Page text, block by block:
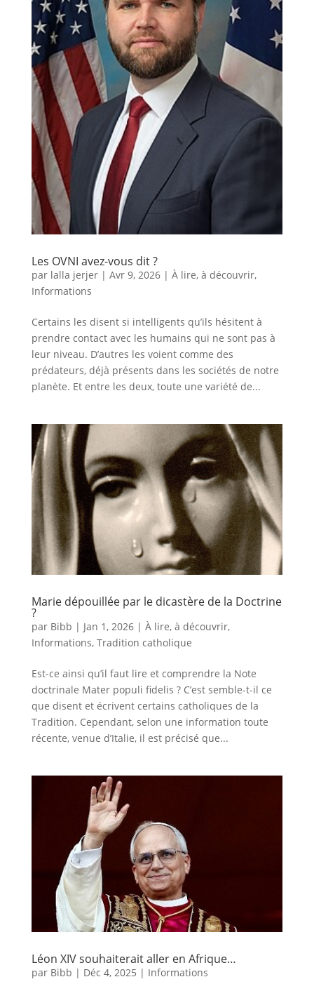
Les OVNI avez-vous dit ?
par lalla jerjer| Avr 9, 2026| À lire, à découvrir,
Informations
Certains les disent si intelligents qu’ils hésitent à
prendre contact avec les humains qui ne sont pas à
leur niveau. D’autres les voient comme des
prédateurs, déjà présents dans les sociétés de notre
planète. Et entre les deux, toute une variété de...
Marie dépouillée par le dicastère de la Doctrine
?
par Bibb | Jan 1, 2026| À lire, à découvrir,
Informations, Tradition catholique
Est-ce ainsi qu’il faut lire et comprendre la Note
doctrinale Mater populi fidelis ? C’est semble-t-il ce
que disent et écrivent certains catholiques de la
Tradition. Cependant, selon une information toute
récente, venue d’Italie, il est précisé que...
Léon XIV souhaiterait aller en Afrique…
par Bibb | Déc 4, 2025 | Informations